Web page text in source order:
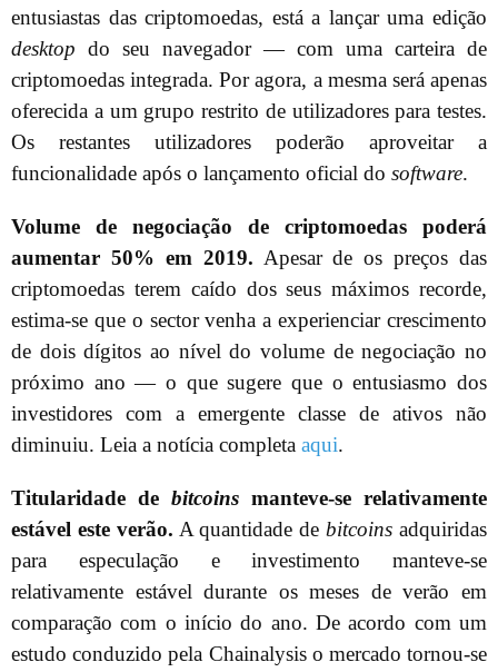
entusiastas das criptomoedas, está a lançar uma edição
desktop do seu navegador — com uma carteira de
criptomoedas integrada. Por agora, a mesma será apenas
oferecida a um grupo restrito de utilizadores para testes.
Os restantes utilizadores poderão aproveitar a
funcionalidade após o lançamento oficial do software.
Volume de negociação de criptomoedas poderá
aumentar 50% em 2019. Apesar de os preços das
criptomoedas terem caído dos seus máximos recorde,
estima-se que o sector venha a experienciar crescimento
de dois dígitos ao nível do volume de negociação no
próximo ano — o que sugere que o entusiasmo dos
investidores com a emergente classe de ativos não
diminuiu. Leia a notícia completa aqui.
Titularidade de bitcoins manteve-se relativamente
estável este verão. A quantidade debitcoins adquiridas
para especulação e investimento manteve-se
relativamente estável durante os meses de verão em
comparação com o início do ano. De acordo com um
estudo conduzido pela Chainalysis o mercado tornou-se